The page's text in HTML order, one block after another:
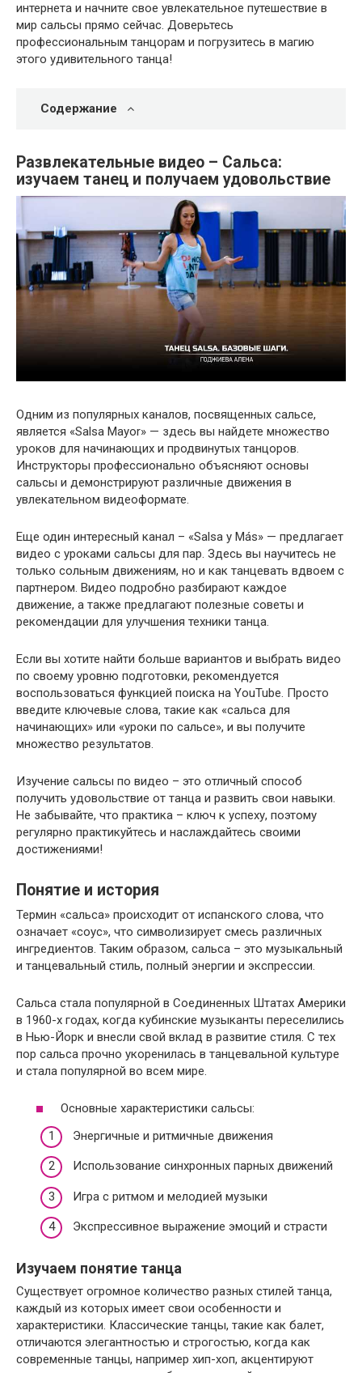
интернета и начните свое увлекательное путешествие в
мир сальсы прямо сейчас. Доверьтесь
профессиональным танцорам и погрузитесь в магию
этого удивительного танца!
Содержание
Развлекательные видео – Сальса:
изучаем танец и получаем удовольствие
Одним из популярных каналов, посвященных сальсе,
является «Salsa Mayor» — здесь вы найдете множество
уроков для начинающих и продвинутых танцоров.
Инструкторы профессионально объясняют основы
сальсы и демонстрируют различные движения в
увлекательном видеоформате.
Еще один интересный канал – «Salsa y Más» — предлагает
видео с уроками сальсы для пар. Здесь вы научитесь не
только сольным движениям, но и как танцевать вдвоем с
партнером. Видео подробно разбирают каждое
движение, а также предлагают полезные советы и
рекомендации для улучшения техники танца.
Если вы хотите найти больше вариантов и выбрать видео
по своему уровню подготовки, рекомендуется
воспользоваться функцией поиска на YouTube. Просто
введите ключевые слова, такие как «сальса для
начинающих» или «уроки по сальсе», и вы получите
множество результатов.
Изучение сальсы по видео – это отличный способ
получить удовольствие от танца и развить свои навыки.
Не забывайте, что практика – ключ к успеху, поэтому
регулярно практикуйтесь и наслаждайтесь своими
достижениями!
Понятие и история
Термин «сальса» происходит от испанского слова, что
означает «соус», что символизирует смесь различных
ингредиентов. Таким образом, сальса – это музыкальный
и танцевальный стиль, полный энергии и экспрессии.
Сальса стала популярной в Соединенных Штатах Америки
в 1960-х годах, когда кубинские музыканты переселились
в Нью-Йорк и внесли свой вклад в развитие стиля. С тех
пор сальса прочно укоренилась в танцевальной культуре
и стала популярной во всем мире.
Основные характеристики сальсы:
Энергичные и ритмичные движения
Использование синхронных парных движений
Игра с ритмом и мелодией музыки
Экспрессивное выражение эмоций и страсти
Изучаем понятие танца
Существует огромное количество разных стилей танца,
каждый из которых имеет свои особенности и
характеристики. Классические танцы, такие как балет,
отличаются элегантностью и строгостью, когда как
современные танцы, например хип-хоп, акцентируют